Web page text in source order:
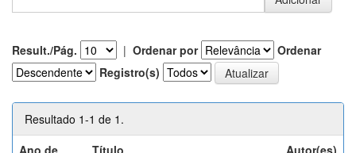
Result./Pág. | Ordenar por
Ordenar
Registro(s)
Resultado 1-1 de 1.
Ano de
Título Autor(es)